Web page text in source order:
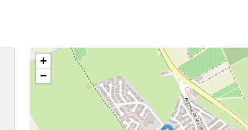
+
−
✕
Vous